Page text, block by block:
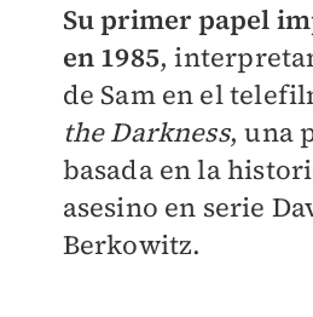
Su primer papel
en 1985,
de Sam en el
the Darkness, una
basada en la
asesino en serie
Berkowitz.